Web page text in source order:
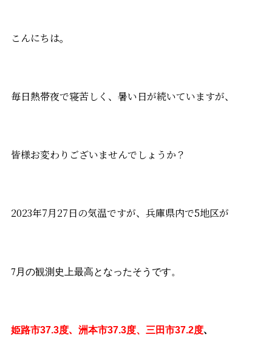
こんにちは。
毎日熱帯夜で寝苦しく、暑い日が続いていますが、
皆様お変わりございませんでしょうか？
2023年7月27日の気温ですが、兵庫県内で5地区が
7月の観測史上最高となったそうです。
姫路市37.3度、 洲本市37.3度、三田市37.2度、